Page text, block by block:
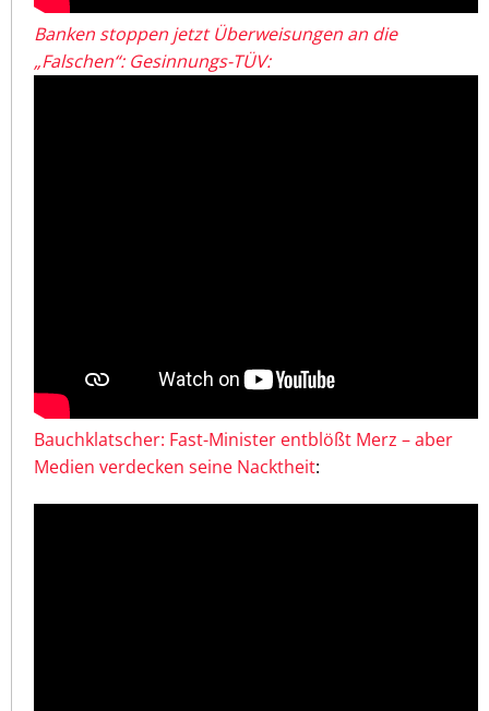
Banken stoppen jetzt Überweisungen an die
„Falschen“: Gesinnungs-TÜV:
Bauchklatscher: Fast-Minister entblößt Merz – aber
Medien verdecken seine Nacktheit: